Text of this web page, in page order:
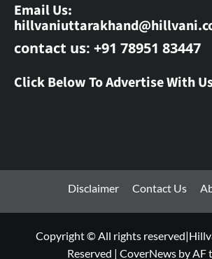
Email Us:
contact us: +91 78951 83447
Click Below To Advertise With
Disclaimer Contact Us
Copyright © All rights
Reserved | CoverNews by AF